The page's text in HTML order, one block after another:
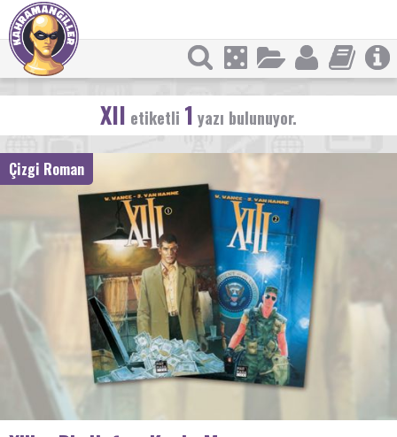
XII etiketli 1 yazı bulunuyor.
Çizgi Roman